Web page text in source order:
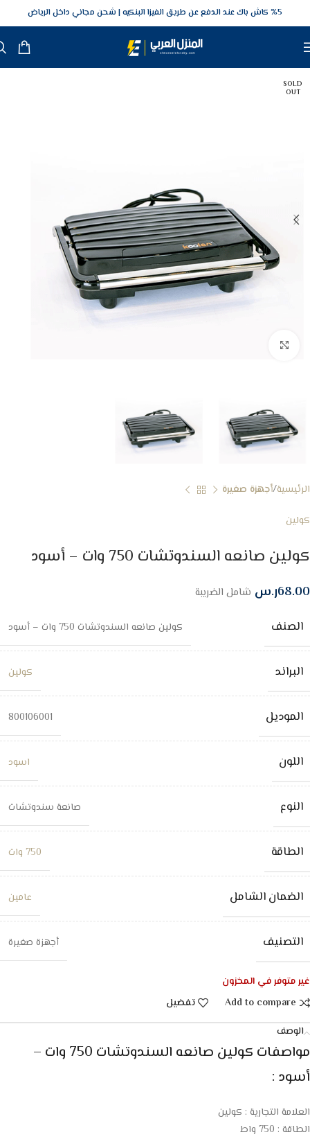
5‎% كاش باك عند الدفع عن طريق الفيزا البنكيه شحن مجاني داخل الرياض
SOLD
OUT
الرئيسية أجهزة صغيرة
كولين
كولين صانعه السندوتشات 750 وات – أسود
68.00ر.س شامل الضريبة
الصنف كولين صانعه السندوتشات 750 وات – أسود
البراند كولين
الموديل 800106001
اللون اسود
النوع صانعة سندوتشات
الطاقة 750 وات
الضمان الشامل عامين
التصنيف أجهزة صغيرة
غير متوفر في المخزون
Add to compare
تفضيل
الوصف
مواصفات كولين صانعه السندوتشات 750 وات –
أسود :
العلامة التجارية : كولين
الطاقة : 750 واط